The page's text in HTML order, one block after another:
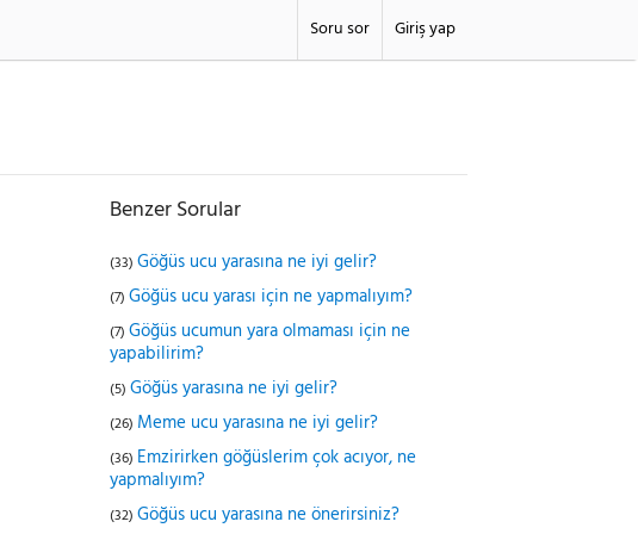
Giriş yap
Soru sor
Benzer Sorular
(33) Göğüs ucu yarasına ne iyi gelir?
(7) Göğüs ucu yarası için ne yapmalıyım?
(7) Göğüs ucumun yara olmaması için ne
yapabilirim?
(5) Göğüs yarasına ne iyi gelir?
(26) Meme ucu yarasına ne iyi gelir?
(36) Emzirirken göğüslerim çok acıyor, ne
yapmalıyım?
(32) Göğüs ucu yarasına ne önerirsiniz?